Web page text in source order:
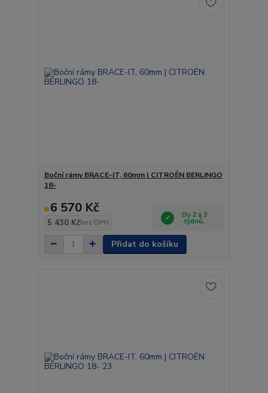
Boční rámy BRACE-IT, 60mm | CITROËN BERLINGO
18-
6 570 Kč
5 430 Kčbez DPH
Do 2 a 3
týdnů.
Přidat do košíku